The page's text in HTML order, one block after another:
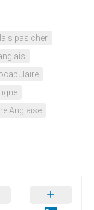
pas cher
Anglaise